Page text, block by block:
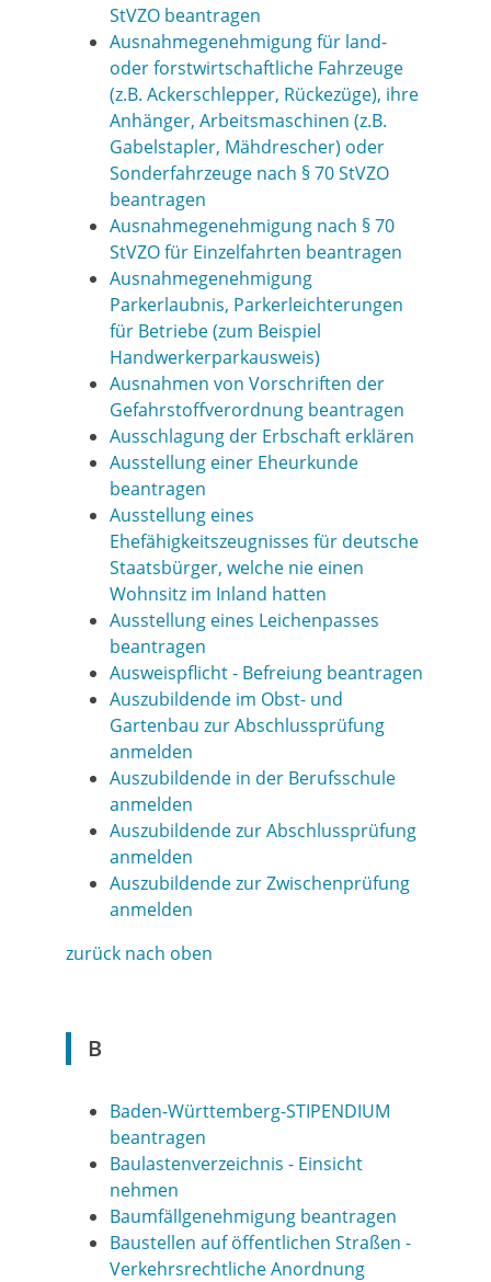
StVZO beantragen
Ausnahmegenehmigung für land-
oder forstwirtschaftliche Fahrzeuge
(z.B. Ackerschlepper, Rückezüge), ihre
Anhänger, Arbeitsmaschinen (z.B.
Gabelstapler, Mähdrescher) oder
Sonderfahrzeuge nach § 70 StVZO
beantragen
Ausnahmegenehmigung nach § 70
StVZO für Einzelfahrten beantragen
Ausnahmegenehmigung
Parkerlaubnis, Parkerleichterungen
für Betriebe (zum Beispiel
Handwerkerparkausweis)
Ausnahmen von Vorschriften der
Gefahrstoffverordnung beantragen
Ausschlagung der Erbschaft erklären
Ausstellung einer Eheurkunde
beantragen
Ausstellung eines
Ehefähigkeitszeugnisses für deutsche
Staatsbürger, welche nie einen
Wohnsitz im Inland hatten
Ausstellung eines Leichenpasses
beantragen
Ausweispflicht - Befreiung beantragen
Auszubildende im Obst- und
Gartenbau zur Abschlussprüfung
anmelden
Auszubildende in der Berufsschule
anmelden
Auszubildende zur Abschlussprüfung
anmelden
Auszubildende zur Zwischenprüfung
anmelden
zurück nach oben
B
Baden-Württemberg-STIPENDIUM
beantragen
Baulastenverzeichnis - Einsicht
nehmen
Baumfällgenehmigung beantragen
Baustellen auf öffentlichen Straßen -
Verkehrsrechtliche Anordnung